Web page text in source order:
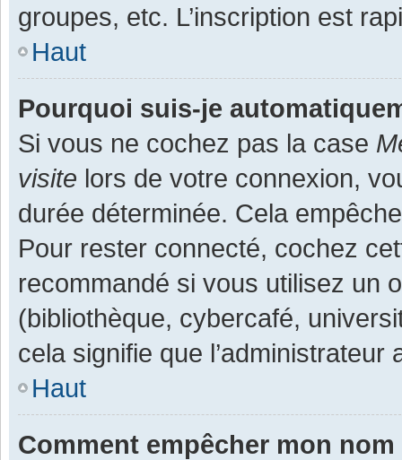
groupes, etc. L’inscription est
Haut
Pourquoi suis-je
Si vous ne cochez pas la case
visite lors de votre connexion,
durée déterminée. Cela
Pour rester connecté, cochez
recommandé si vous utilisez un
(bibliothèque, cybercafé,
cela signifie que
Haut
Comment empêcher mon